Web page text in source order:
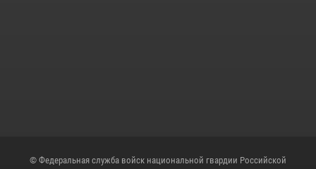
© Федеральная служба войск национальной гвардии Российской